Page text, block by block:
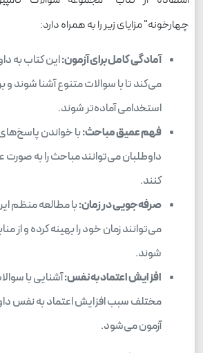
چهارخونه" مزایای زیر را به همراه دارد:
آمادگی کامل برای آزمون:این کتاب به
می‌کند تا با سوالات متنوع آشنا شوند و
استخدامی آماده‌تر شوند.
فهم عمیق مباحث:با خواندن
داوطلبان می‌توانند مباحث را به
کنند.
صرفه‌جویی در زمان:با مطالعه منظم
می‌توانند زمان خود را بهینه کرده و از
شوند.
افزایش اعتماد به نفس:آشنایی با
مختلف سبب افزایش اعتماد به نفس
آزمون می‌شود.